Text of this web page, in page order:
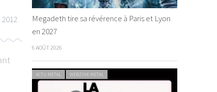
Megadeth tire sa révérence à Paris et Lyon
en 2027
6 AOÛT 2026
ACTU METAL WEBZINE METAL